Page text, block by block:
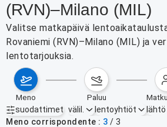
(RVN)–Milano (MIL)
Valitse matkapäivä
Rovaniemi (RVN)–Milano (MIL) ja
lentotarjouksia.
meno paluu
suodattimet
Aktiiviset suodattimet ei mitään
välil. lentoyhtiöt lähtö
Meno corrispondente
3 / 3